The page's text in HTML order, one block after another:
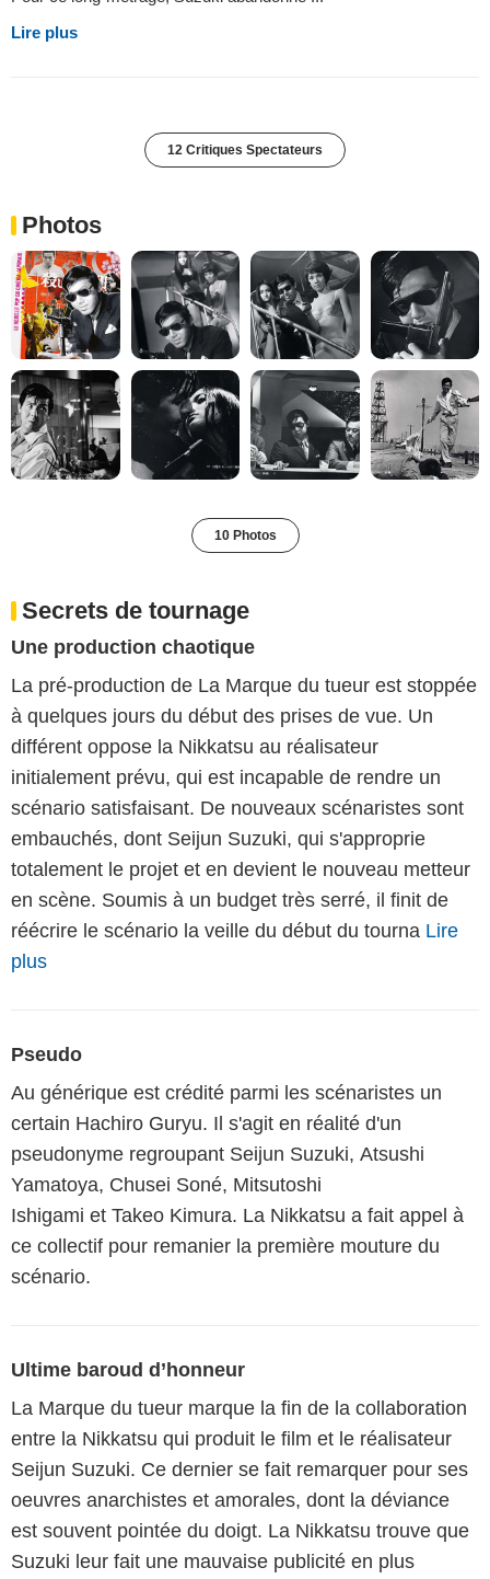
Lire plus
12 Critiques Spectateurs
Photos
10 Photos
Secrets de tournage
Une production chaotique
La pré-production de La Marque du tueur est stoppée
à quelques jours du début des prises de vue. Un
différent oppose la Nikkatsu au réalisateur
initialement prévu, qui est incapable de rendre un
scénario satisfaisant. De nouveaux scénaristes sont
embauchés, dont Seijun Suzuki, qui s'approprie
totalement le projet et en devient le nouveau metteur
en scène. Soumis à un budget très serré, il finit de
réécrire le scénario la veille du début du tourna Lire
plus
Pseudo
Au générique est crédité parmi les scénaristes un
certain Hachiro Guryu. Il s'agit en réalité d'un
pseudonyme regroupant Seijun Suzuki, Atsushi
Yamatoya, Chusei Soné, Mitsutoshi
Ishigami et Takeo Kimura. La Nikkatsu a fait appel à
ce collectif pour remanier la première mouture du
scénario.
Ultime baroud d’honneur
La Marque du tueur marque la fin de la collaboration
entre la Nikkatsu qui produit le film et le réalisateur
Seijun Suzuki. Ce dernier se fait remarquer pour ses
oeuvres anarchistes et amorales, dont la déviance
est souvent pointée du doigt. La Nikkatsu trouve que
Suzuki leur fait une mauvaise publicité en plus